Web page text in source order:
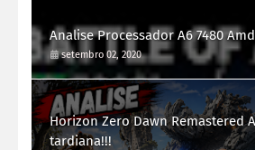
Analise Processador A6 7480
setembro 02, 2020
Horizon Zero Dawn Remastered
tardiana!!!